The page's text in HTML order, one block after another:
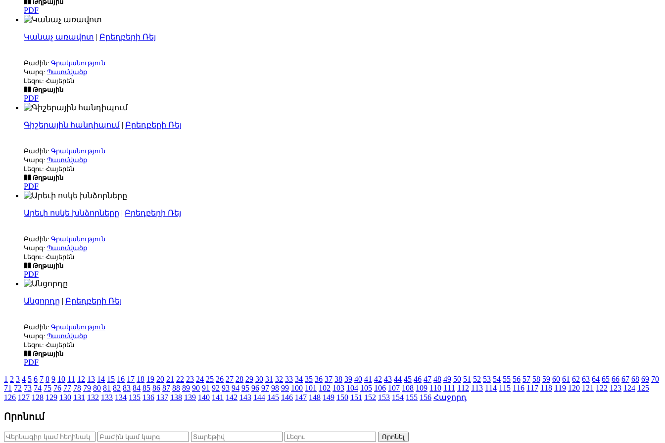
Թղթային
PDF
Կանաչ առավոտ | Բրեդբերի Ռեյ
Բաժին: Գրականություն
Կարգ: Պատմվածք
Լեզու: Հայերեն
Թղթային
PDF
Գիշերային հանդիպում| Բրեդբերի Ռեյ
Բաժին: Գրականություն
Կարգ: Պատմվածք
Լեզու: Հայերեն
Թղթային
PDF
Արեւի ոսկե խնձորները | Բրեդբերի Ռեյ
Բաժին: Գրականություն
Կարգ: Պատմվածք
Լեզու: Հայերեն
Թղթային
PDF
Անցորդը | Բրեդբերի Ռեյ
Բաժին: Գրականություն
Կարգ: Պատմվածք
Լեզու: Հայերեն
Թղթային
PDF
1 2 3 4 5 6 7 8 9 10 11 12 13 14 15 16 17 18 19 20 21 22 23 24 25 26 27 28 29 30 31 32 33 34 35 36 37 38 39 40 41 42 43 44 45 46 47 48 49 50 51 52 53 54 55 56 57 58 59 60 61 62 63 64 65 66 67 68 69 70
71 72 73 74 75 76 77 78 79 80 81 82 83 84 85 86 87 88 89 90 91 92 93 94 95 96 97 98 99 100 101 102 103 104 105 106 107 108 109 110 111 112 113 114 115 116 117 118 119 120 121 122 123 124 125
126 127 128 129 130 131 132 133 134 135 136 137 138 139 140 141 142 143 144 145 146 147 148 149 150 151 152 153 154 155 156 Հաջորդ
Որոնում
Որոնել